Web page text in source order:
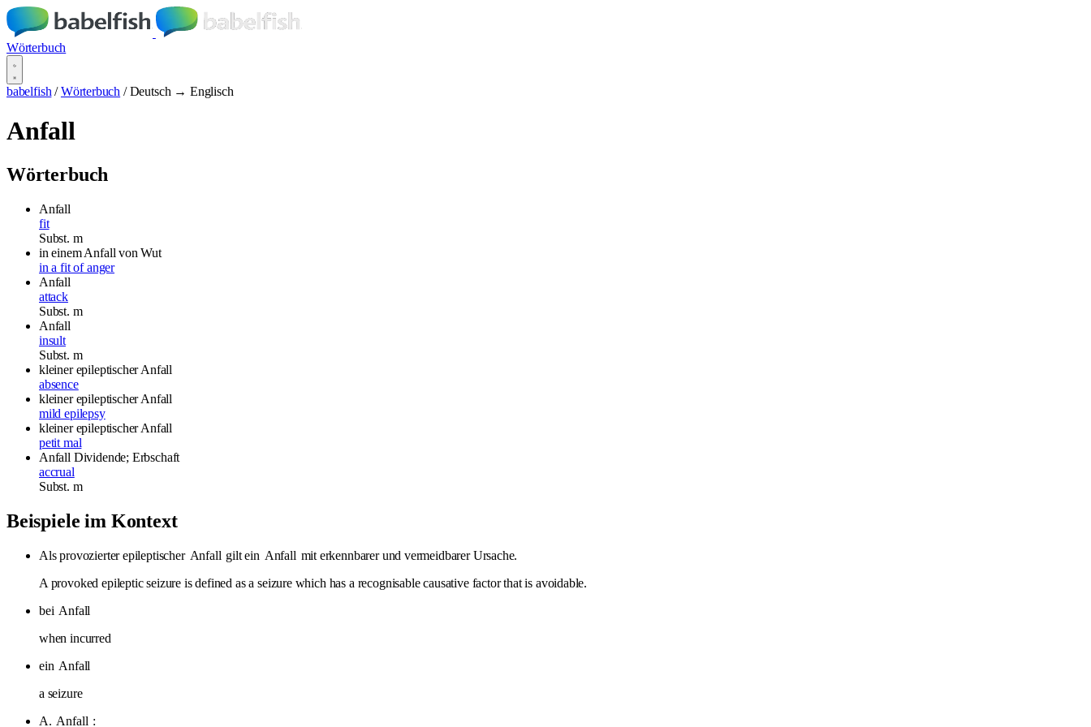
Wörterbuch
babelfish / Wörterbuch / Deutsch → Englisch
Anfall
Wörterbuch
Anfall
fit
Subst. m
in einem Anfall von Wut
in a fit of anger
Anfall
attack
Subst. m
Anfall
insult
Subst. m
kleiner epileptischer Anfall
absence
kleiner epileptischer Anfall
mild epilepsy
kleiner epileptischer Anfall
petit mal
Anfall Dividende; Erbschaft
accrual
Subst. m
Beispiele im Kontext
Als provozierter epileptischer Anfall gilt ein Anfall mit erkennbarer und vermeidbarer Ursache.
A provoked epileptic seizure is defined as a seizure which has a recognisable causative factor that is avoidable.
bei Anfall
when incurred
ein Anfall
a seizure
A. Anfall :